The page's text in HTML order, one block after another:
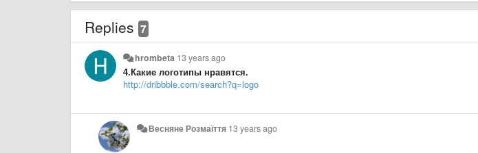
Replies 7
hrombeta 13 years ago
4.Какие логотипы нравятся.
http://dribbble.com/search?q=logo
Весняне Розмаїття 13 years ago